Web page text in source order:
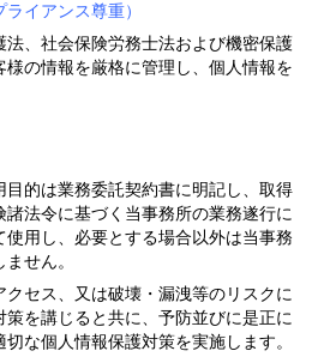
イアンス尊重）
法、社会保険労務士法および機密保護
の情報を厳格に管理し、個人情報を
目的は業務委託契約書に明記し、取得
法令に基づく当事務所の業務遂行に
用し、必要とする場合以外は当事務
せん。
クセス、又は破壊・漏洩等のリスクに
を講じると共に、予防並びに是正に
な個人情報保護対策を実施します。